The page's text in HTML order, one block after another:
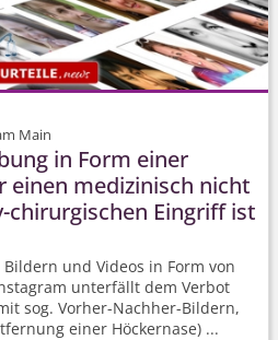
Main
in Form einer
einen medizinisch nicht
Eingriff ist
Bildern und Videos in Form von
unterfällt dem Verbot
sog. Vorher-Nachher-Bildern,
einer Höckernase) ...